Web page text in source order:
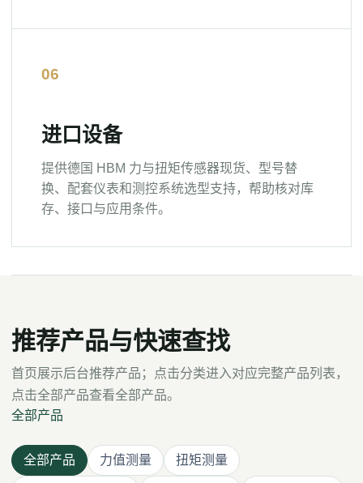
进口设备
提供德国 HBM 力与扭矩传感器现货、型号替
换、配套仪表和测控系统选型支持，帮助核对库
存、接口与应用条件。
推荐产品与快速查找
首页展示后台推荐产品；点击分类进入对应完整产品列表，
点击全部产品查看全部产品。
全部产品
全部产品 力值测量 扭矩测量